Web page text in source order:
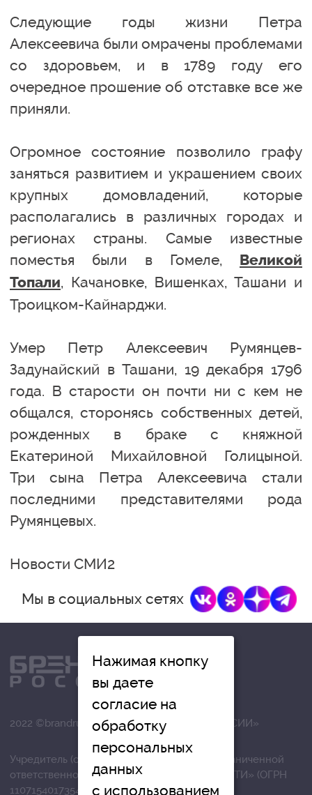
Следующие годы жизни Петра
Алексеевича были омрачены проблемами
со здоровьем, и в 1789 году его
очередное прошение об отставке все же
приняли.
Огромное состояние позволило графу
заняться развитием и украшением своих
крупных домовладений, которые
располагались в различных городах и
регионах страны. Самые известные
поместья были в Гомеле, Великой
Топали, Качановке, Вишенках, Ташани и
Троицком-Кайнарджи.
Умер Петр Алексеевич Румянцев-
Задунайский в Ташани, 19 декабря 1796
года. В старости он почти ни с кем не
общался, сторонясь собственных детей,
рожденных в браке с княжной
Екатериной Михайловной Голицыной.
Три сына Петра Алексеевича стали
последними представителями рода
Румянцевых.
Новости СМИ2
Мы в социальных сетях
2022 ©brandrussia.online | СИ «БРЕНДЫ РОССИИ»
Учредитель (соучредители): Общество с ограниченной
ответственностью «РЕГИОНАЛЬНЫЕ НОВОСТИ» (ОГРН
1107154017354)
Нажимая кнопку
вы даете
согласие на
обработку
персональных
данных
с использованием